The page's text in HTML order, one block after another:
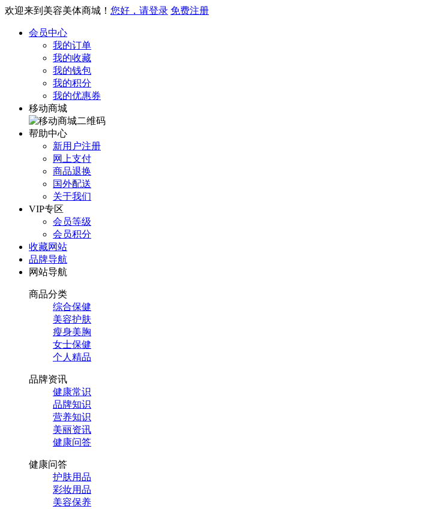
欢迎来到美容美体商城！ 您好，请登录 免费注册
会员中心
我的订单
我的收藏
我的钱包
我的积分
我的优惠券
移动商城
帮助中心
新用户注册
网上支付
商品退换
国外配送
关于我们
VIP专区
会员等级
会员积分
收藏网站
品牌导航
网站导航
商品分类
综合保健
美容护肤
瘦身美胸
女士保健
个人精品
品牌资讯
健康常识
品牌知识
营养知识
美丽资讯
健康问答
健康问答
护肤用品
彩妆用品
美容保养